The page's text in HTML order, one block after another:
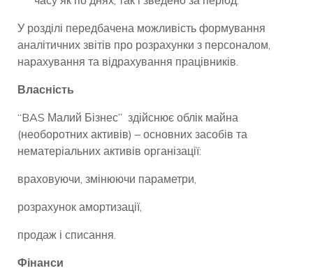
У розділі передбачена можливість формування
аналітичних звітів про розрахунки з персоналом,
нарахування та відрахування працівників.
Власність
“BAS Малий Бізнес” здійснює облік майна
(необоротних активів) – основних засобів та
нематеріальних активів організації:
враховуючи, змінюючи параметри,
розрахунок амортизації,
продаж і списання.
Фінанси